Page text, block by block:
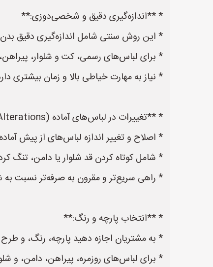
* **اندازه‌گیری دقیق و شخصی‌دوزی:**
* این روش سنتی شامل اندازه‌گیری دقیق
* برای لباس‌های رسمی، کت و شلوار،
* نیاز به مهارت خیاطی بالا و زمان بیشتری
* **تغییرات در لباس‌های آماده (Alterations):**
* اصلاح و تغییر اندازه لباس‌های از پیش
* شامل کوتاه کردن قد شلوار یا دامن، تنگ
* راهی سریع‌تر و مقرون به صرفه‌تر نسبت
* **انتخاب پارچه و رنگ:**
* به مشتریان اجازه دهید پارچه، رنگ، و
* برای لباس‌های روزمره، پیراهن، دامن، و